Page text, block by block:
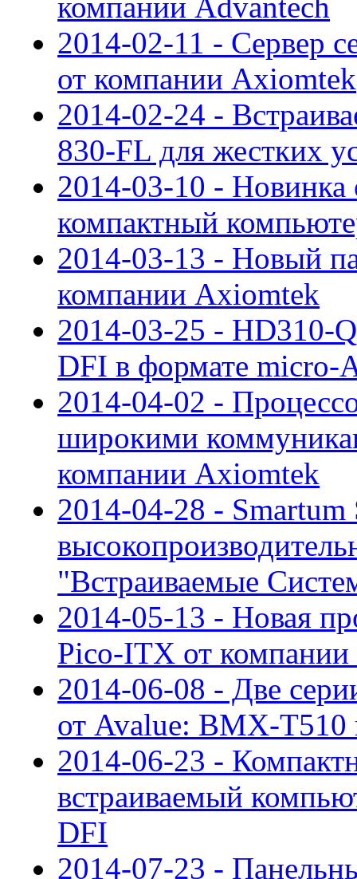
компании Advantech
2014-02-11 - Сервер
от компании Axiomtek
2014-02-24 -
830-FL для жестких
2014-03-10 - Новинка
компактный
2014-03-13 - Новый
компании Axiomtek
2014-03-25 - HD310-
DFI в формате micro-
2014-04-02 -
широкими
компании Axiomtek
2014-04-28 -
"Встраиваемые
2014-05-13 - Новая
Pico-ITX от
2014-06-08 - Две
от Avalue: BMX-
2014-06-23 -
встраиваемый
DFI
2014-07-23 -